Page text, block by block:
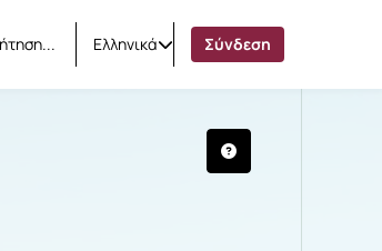
Ελληνικά Σύνδεση